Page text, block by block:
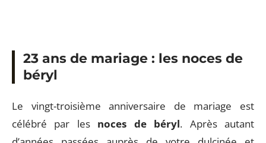
23 ans de mariage : les noces de
béryl
Le vingt-troisième anniversaire de mariage est
célébré par les noces de béryl. Après autant